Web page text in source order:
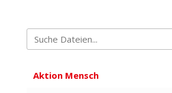
Aktion Mensch